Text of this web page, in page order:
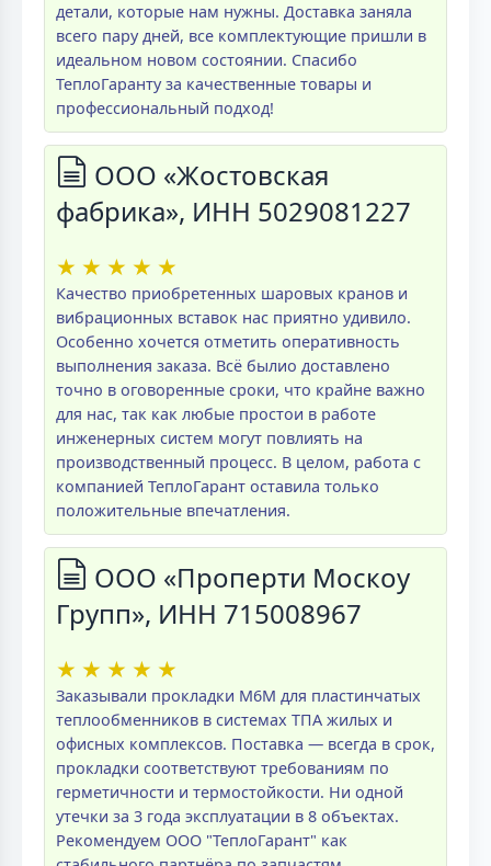
детали, которые нам нужны. Доставка заняла
всего пару дней, все комплектующие пришли в
идеальном новом состоянии. Спасибо
ТеплоГаранту за качественные товары и
профессиональный подход!
ООО «Жостовская
фабрика», ИНН 5029081227
★ ★ ★ ★ ★
Качество приобретенных шаровых кранов и
вибрационных вставок нас приятно удивило.
Особенно хочется отметить оперативность
выполнения заказа. Всё былио доставлено
точно в оговоренные сроки, что крайне важно
для нас, так как любые простои в работе
инженерных систем могут повлиять на
производственный процесс. В целом, работа с
компанией ТеплоГарант оставила только
положительные впечатления.
ООО «Проперти Москоу
Групп», ИНН 715008967
★ ★ ★ ★ ★
Заказывали прокладки M6M для пластинчатых
теплообменников в системах ТПА жилых и
офисных комплексов. Поставка — всегда в срок,
прокладки соответствуют требованиям по
герметичности и термостойкости. Ни одной
утечки за 3 года эксплуатации в 8 объектах.
Рекомендуем ООО "ТеплоГарант" как